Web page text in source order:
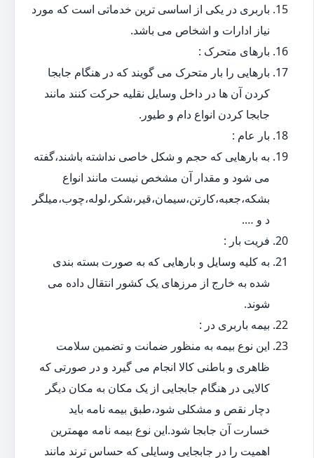
باربری در یکی از اساسی ترین خدماتی است که مورد
نیاز ادارات و اشخاص می باشد.
بارهای متحرک :
بارهایی را بار متحرک می گویند که در هنگام جابجا
کردن آن ها در داخل وسایل نقلیه حرکت کنند مانند
جابجا کردن انواع دام و طیور.
بار عام :
به بارهایی که حجم و شکل خاصی نداشته باشند،گفته
می شود و مقدار آن مشخص نیست مانند انواع
بشکه،جعبه،کارتن،سیمان،قیر،شکر،لوله،چوب،میلگر
د و ….
فریت بار :
به کلیه وسایل و بارهایی که به صورت بسته بندی
شده به خارج از مرزهای یک کشور انتقال داده می
شوند.
بیمه باربری در :
این نوع بیمه به منظور ضمانت و تضمین سلامت
ظاهری و باطنی کالا انجام می گیرد و در صورتی که
کالایی در هنگام جابجایی از یک مکان به مکان دیگر
دچار نقص و مشکلی شود،طبق بیمه نامه باید
خسارت آن جابجا شود.این نوع بیمه نامه مهمترین
اهمیت را در جابجایی وسایلی که حساس ترند مانند